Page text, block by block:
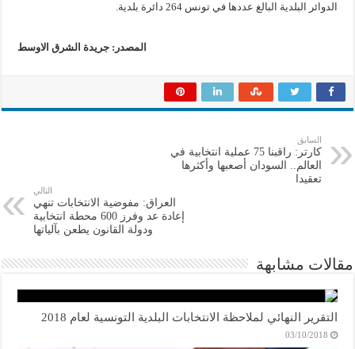
الدوائر البلدية البالغ عددها في تونس 264 دائرة بلدية.
المصدر: جريدة الشرق الاوسط
السابق
كارتر: راقبنا 75 عملية انتخابية في
العالم.. السودان أصعبها وأكثرها
تعقيدا
التالي
العراق: مفوضية الانتخابات تنهي
إعادة عد وفرز 600 محطة انتخابية
ودولة القانون يطعن بآلياتها
مقالات مشابهة
التقرير النهائي لملاحظة الانتخابات البلدية التونسية لعام 2018
03/10/2018